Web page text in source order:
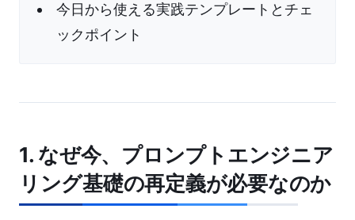
今日から使える実践テンプレートとチェ
ックポイント
1. なぜ今、プロンプトエンジニア
リング基礎の再定義が必要なのか